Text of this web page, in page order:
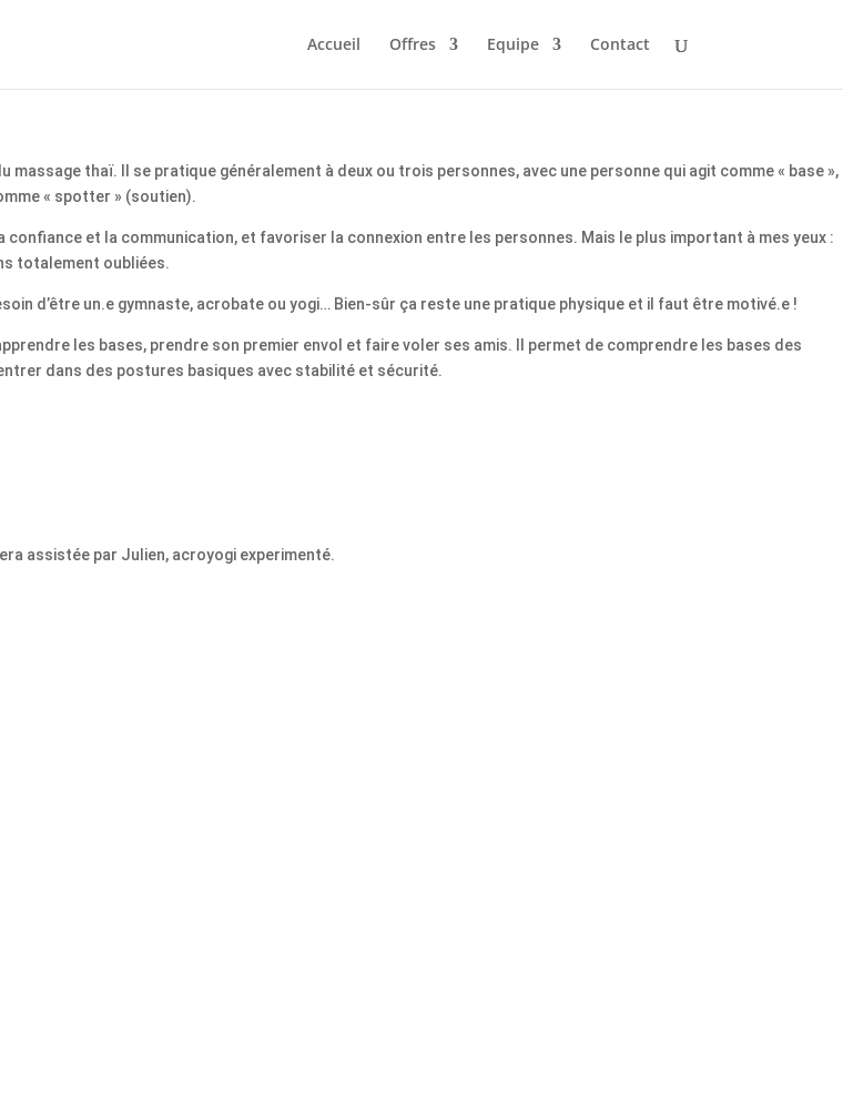
Accueil Offres Equipe Contact
thaï. Il se pratique généralement à deux ou trois personnes, avec une personne qui agit comme « base »,
« spotter » (soutien).
et la communication, et favoriser la connexion entre les personnes. Mais le plus important à mes yeux :
totalement oubliées.
d’être un.e gymnaste, acrobate ou yogi… Bien-sûr ça reste une pratique physique et il faut être motivé.e !
les bases, prendre son premier envol et faire voler ses amis. Il permet de comprendre les bases des
dans des postures basiques avec stabilité et sécurité.
assistée par Julien, acroyogi experimenté.